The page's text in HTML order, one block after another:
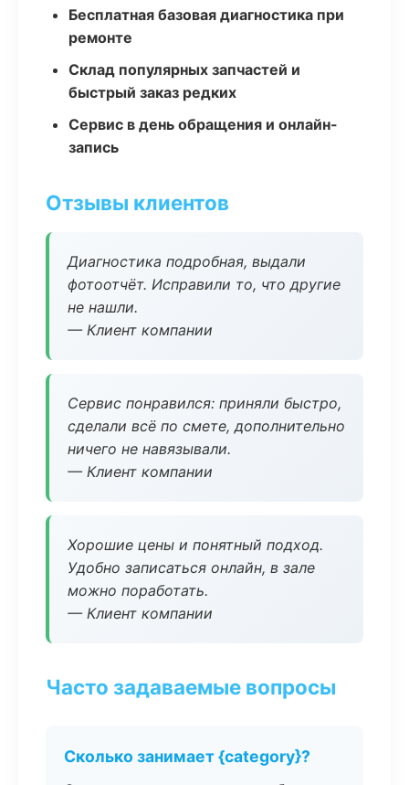
Бесплатная базовая диагностика при
ремонте
Склад популярных запчастей и
быстрый заказ редких
Сервис в день обращения и онлайн-
запись
Отзывы клиентов
Диагностика подробная, выдали
фотоотчёт. Исправили то, что другие
не нашли.
— Клиент компании
Сервис понравился: приняли быстро,
сделали всё по смете, дополнительно
ничего не навязывали.
— Клиент компании
Хорошие цены и понятный подход.
Удобно записаться онлайн, в зале
можно поработать.
— Клиент компании
Часто задаваемые вопросы
Сколько занимает {category}?